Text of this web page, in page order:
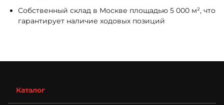
Собственный склад в Москве площадью 5 000 м², что
гарантирует наличие ходовых позиций
Каталог